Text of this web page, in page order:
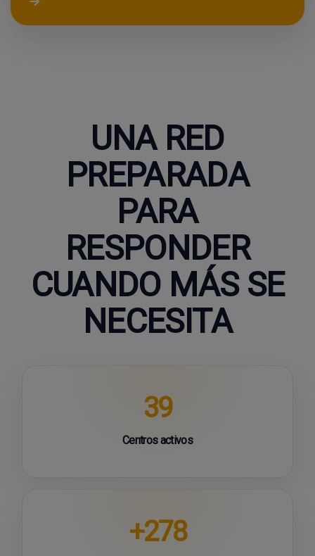
UNA RED
PREPARADA
PARA
RESPONDER
CUANDO MÁS SE
NECESITA
39
Centros activos
+278